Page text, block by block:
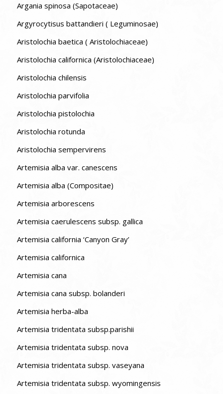
Argania spinosa (Sapotaceae)
Argyrocytisus battandieri ( Leguminosae)
Aristolochia baetica ( Aristolochiaceae)
Aristolochia californica (Aristolochiaceae)
Aristolochia chilensis
Aristolochia parvifolia
Aristolochia pistolochia
Aristolochia rotunda
Aristolochia sempervirens
Artemisia alba var. canescens
Artemisia alba (Compositae)
Artemisia arborescens
Artemisia caerulescens subsp. gallica
Artemisia california ‘Canyon Gray’
Artemisia californica
Artemisia cana
Artemisia cana subsp. bolanderi
Artemisia herba-alba
Artemisia tridentata subsp.parishii
Artemisia tridentata subsp. nova
Artemisia tridentata subsp. vaseyana
Artemisia tridentata subsp. wyomingensis